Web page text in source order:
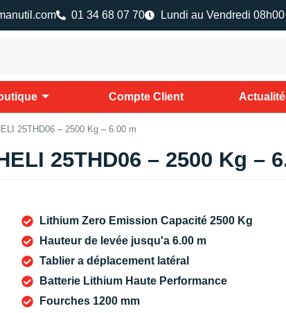
01 34 68 07 70 Lundi au Vendredi
Compte Client
25THD06 – 2500 Kg – 6.00 m
25THD06 – 2500 Kg –
Lithium Zero Emission Capacité 2500 Kg
Hauteur de levée jusqu'a 6.00 m
Tablier a déplacement latéral
Batterie Lithium Haute Performance
Fourches 1200 mm